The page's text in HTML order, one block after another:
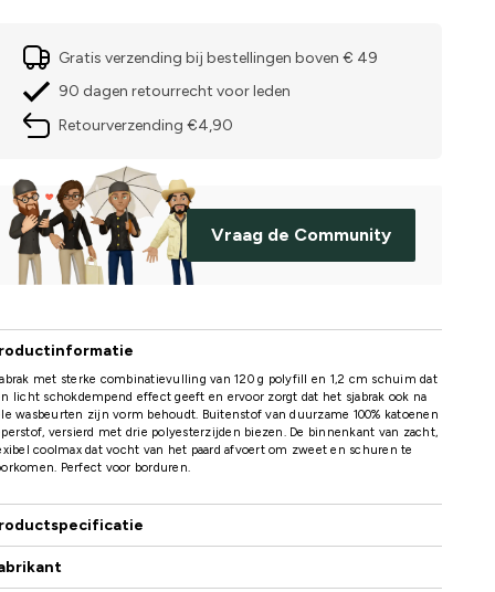
Gratis verzending bij bestellingen boven € 49
90 dagen retourrecht voor leden
Retourverzending €4,90
Vraag de Community
met sterke combinatievulling van 120 g polyfill en 1,2 cm schuim dat
licht schokdempend effect geeft en ervoor zorgt dat het sjabrak ook na
wasbeurten zijn vorm behoudt. Buitenstof van duurzame 100% katoenen
versierd met drie polyesterzijden biezen. De binnenkant van zacht,
coolmax dat vocht van het paard afvoert om zweet en schuren te
Perfect voor borduren.